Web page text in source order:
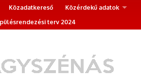
Közadatkereső
Közérdekű adatok
terv 2024